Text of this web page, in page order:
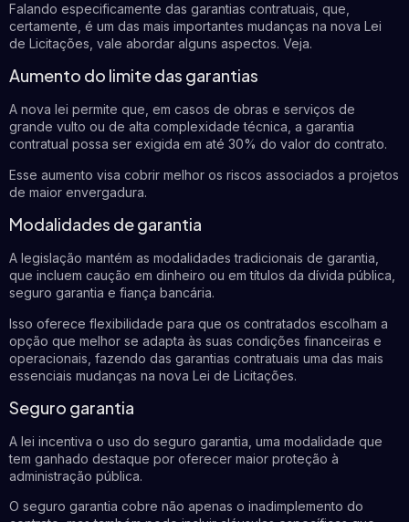
Falando especificamente das garantias contratuais, que,
certamente, é um das mais importantes mudanças na nova Lei
de Licitações, vale abordar alguns aspectos. Veja.
Aumento do limite das garantias
A nova lei permite que, em casos de obras e serviços de
grande vulto ou de alta complexidade técnica, a garantia
contratual possa ser exigida em até 30% do valor do contrato.
Esse aumento visa cobrir melhor os riscos associados a projetos
de maior envergadura.
Modalidades de garantia
A legislação mantém as modalidades tradicionais de garantia,
que incluem caução em dinheiro ou em títulos da dívida pública,
seguro garantia e fiança bancária.
Isso oferece flexibilidade para que os contratados escolham a
opção que melhor se adapta às suas condições financeiras e
operacionais, fazendo das garantias contratuais uma das mais
essenciais mudanças na nova Lei de Licitações.
Seguro garantia
A lei incentiva o uso do seguro garantia, uma modalidade que
tem ganhado destaque por oferecer maior proteção à
administração pública.
O seguro garantia cobre não apenas o inadimplemento do